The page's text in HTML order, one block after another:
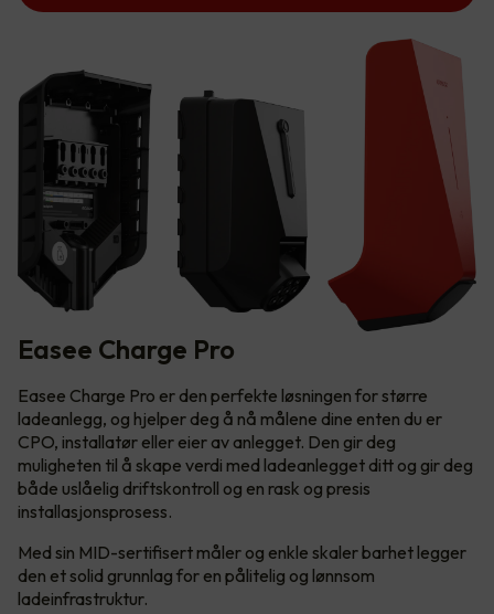
Easee Charge Pro
Easee Charge Pro er den perfekte løsningen for større
ladeanlegg, og hjelper deg å nå målene dine enten du er
CPO, installatør eller eier av anlegget. Den gir deg
muligheten til å skape verdi med ladeanlegget ditt og gir deg
både uslåelig driftskontroll og en rask og presis
installasjonsprosess.
Med sin MID-sertifisert måler og enkle skaler barhet legger
den et solid grunnlag for en pålitelig og lønnsom
ladeinfrastruktur.